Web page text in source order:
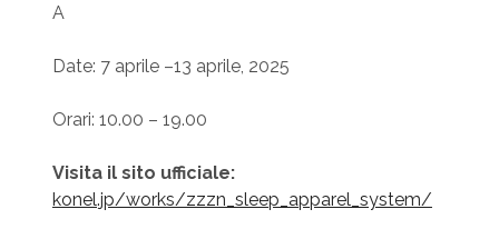
A
Date: 7 aprile –13 aprile, 2025
Orari: 10.00 – 19.00
Visita il sito ufficiale:
konel.jp/works/zzzn_sleep_apparel_system/